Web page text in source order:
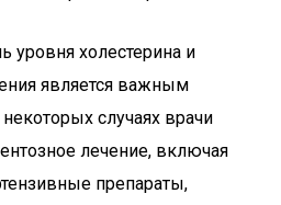
уровня холестерина и
является важным
случаях врачи
лечение, включая
препараты,